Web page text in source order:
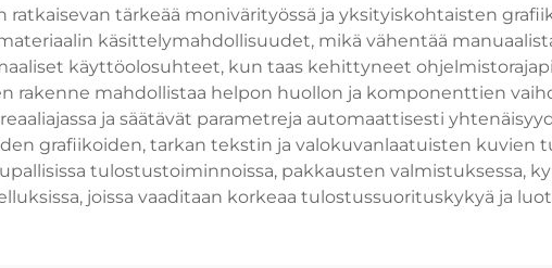
tärkeää monivärityössä ja yksityiskohtaisten
käsittelymahdollisuudet, mikä vähentää
käyttöolosuhteet, kun taas kehittyneet
rakenne mahdollistaa helpon huollon ja komponenttien
ja säätävät parametreja automaattisesti
grafiikoiden, tarkan tekstin ja valokuvanlaatuisten kuvien
tulostustoiminnoissa, pakkausten valmistuksessa,
joissa vaaditaan korkeaa tulostussuorituskykyä ja